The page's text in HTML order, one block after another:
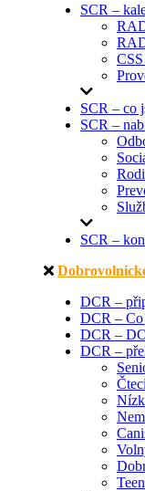
SCR –
SCR – co
SCR –
SCR –
DCR –
DCR – Co
DCR –
DCR –